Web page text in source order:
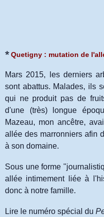
*Quetigny : mutation de
Mars 2015, les derniers
sont abattus. Malades, ils
qui ne produit pas de
d'une (très) longue
Mazeau, mon ancêtre,
allée des marronniers afin
à son domaine.
Sous une forme
allée intimement liée à
donc à notre famille.
Lire le numéro spécial du